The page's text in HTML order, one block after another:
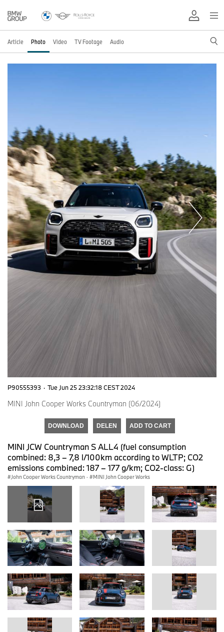
Article Photo Video TV Footage Audio
P90555393 · Tue Jun 25 23:32:18 CEST 2024
MINI John Cooper Works Countryman (06/2024)
DOWNLOAD DELEN ADD TO CART
MINI JCW Countryman S ALL4 (fuel consumption
combined: 8,3 – 7,8 l/100km according to WLTP; CO2
emissions combined: 187 – 177 g/km; CO2-class: G)
John Cooper Works Countryman · MINI John Cooper Works